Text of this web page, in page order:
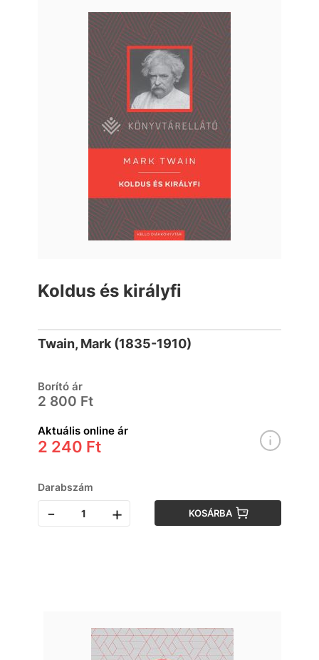
Koldus és királyfi
Twain, Mark (1835-1910)
Borító ár
2 800 Ft
Aktuális online ár
2 240 Ft
Darabszám
- + KOSÁRBA